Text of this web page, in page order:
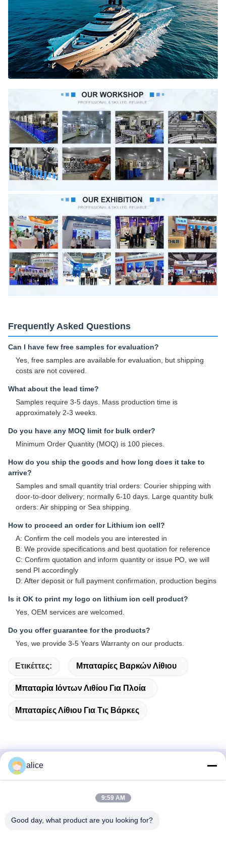
Frequently Asked Questions
Can I have few free samples for evaluation?
Yes, free samples are available for evaluation, but shipping
costs are not covered.
What about the lead time?
Samples require 3-5 days. Mass production time is
approximately 2-3 weeks.
Do you have any MOQ limit for bulk order?
Minimum Order Quantity (MOQ) is 100 pieces.
How do you ship the goods and how long does it take to
arrive?
Samples and small quantity trial orders: Courier shipping with
door-to-door delivery; normally 6-10 days. Large quantity bulk
orders: Air shipping or Sea shipping.
How to proceed an order for Lithium ion cell?
A: Confirm the cell models you are interested in
B: We provide specifications and best quotation for reference
C: Confirm quotation and inform quantity or issue PO, we will
send PI accordingly
D: After deposit or full payment confirmation, production begins
Is it OK to print my logo on lithium ion cell product?
Yes, OEM services are welcomed.
Do you offer guarantee for the products?
Yes, we provide 3-5 Years Warranty on our products.
Ετικέττες: Μπαταρίες Βαρκών Λίθιου
Μπαταρία Ιόντων Λιθίου Για Πλοία
Μπαταρίες Λίθιου Για Τις Βάρκες
Γρήγορη επαφή
ζώνη υψηλής τεχνολογίας, πόλη Zaozhuang, Shandong,
alice
9:59 AM
Good day, what product are you looking for?